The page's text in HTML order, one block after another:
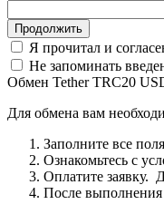
Я прочитал и
Не запоминать
Обмен Tether TRC20
Для обмена вам
Заполните все
Ознакомьтесь с
Оплатите заявку.
После выполнения